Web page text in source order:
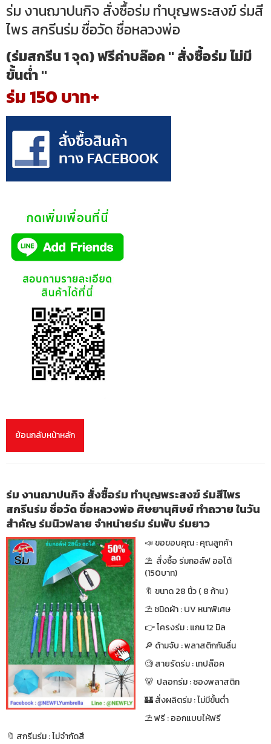
ร่ม งานฌาปนกิจ สั่งซื้อร่ม ทำบุญพระสงฆ์ ร่มสี
ไพร สกรีนร่ม ชื่อวัด ชื่อหลวงพ่อ
(ร่มสกรีน 1 จุด) ฟรีค่าบล๊อค " สั่งซื้อร่ม ไม่มี
ขั้นต่ำ "
ร่ม 150 บาท+
ย้อนกลับหน้าหลัก
ร่ม งานฌาปนกิจ สั่งซื้อร่ม ทำบุญพระสงฆ์ ร่มสีไพร
สกรีนร่ม ชื่อวัด ชื่อหลวงพ่อ ศิษยานุศิษย์ ทำถวาย ในวัน
สำคัญ ร่มนิวฟลาย จำหน่ายร่ม ร่มพับ ร่มยาว
📣 ขอขอบคุณ : คุณลูกค้า
⛱ สั่งซื้อ ร่มกอล์ฟ ออโต้
(150บาท)
🔖 ขนาด 28 นิ้ว ( 8 ก้าน )
⛱ ชนิดผ้า : UV หนาพิเศษ
👉 โครงร่ม : แกน 12 มิล
🔎 ด้ามจับ : พลาสติกกันลื่น
🧐 สายรัดร่ม : เทปล๊อค
🐻 ปลอกร่ม : ซองพลาสติก
🏰 สั่งผลิตร่ม : ไม่มีขั้นต่ำ
⛱ ฟรี : ออกแบบให้ฟรี
🔖 สกรีนร่ม : ไม่จำกัดสี